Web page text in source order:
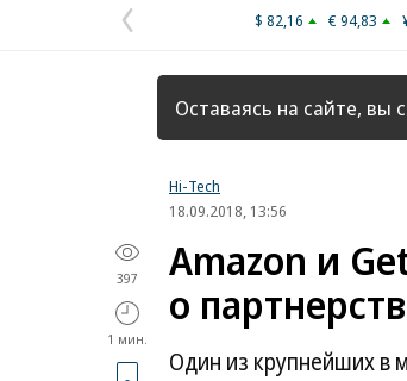
Предыдущая
страница
$ 82,16 € 94,83
Оставаясь на сайте, вы
Hi-Tech
18.09.2018, 13:56
397
1 мин.
Amazon и
о
Один из крупнейших в